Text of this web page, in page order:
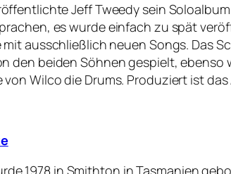
Jeff Tweedy sein
es wurde einfach zu spät
ausschließlich neuen Songs. Das
den beiden Söhnen gespielt, ebenso
Wilco die Drums. Produziert ist